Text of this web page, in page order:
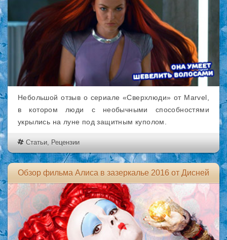
Небольшой отзыв о сериале «Сверхлюди» от Marvel,
в котором люди с необычными способностями
укрылись на луне под защитным куполом.
Статьи, Рецензии
Обзор фильма Алиса в зазеркалье 2016 от Дисней